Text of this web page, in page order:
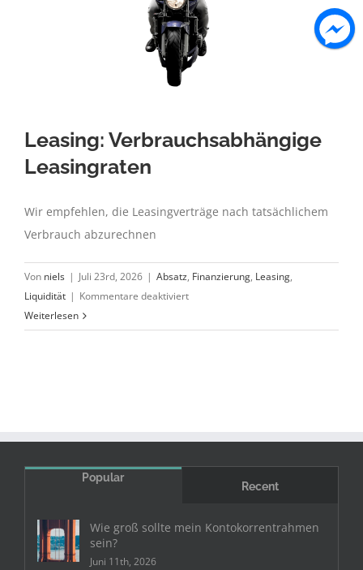
Leasing: Verbrauchsabhängige
Leasingraten
Wir empfehlen, die Leasingverträge nach tatsächlichem
Verbrauch abzurechnen
Von niels | Juli 23rd, 2026 | Absatz, Finanzierung, Leasing,
Liquidität | Kommentare deaktiviertfür
Verbrauchsabhängige
Weiterlesen
Popular
Recent
Wie groß sollte mein Kontokorrentrahmen
sein?
Juni 11th, 2026